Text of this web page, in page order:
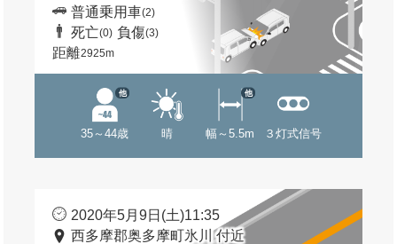
普通乗用車(2)
死亡(0) 負傷(3)
距離2925m
35～44歳
他
晴 幅～5.5m
他
３灯式信号
2020年5月9日(土)11:35
西多摩郡奥多摩町氷川 付近